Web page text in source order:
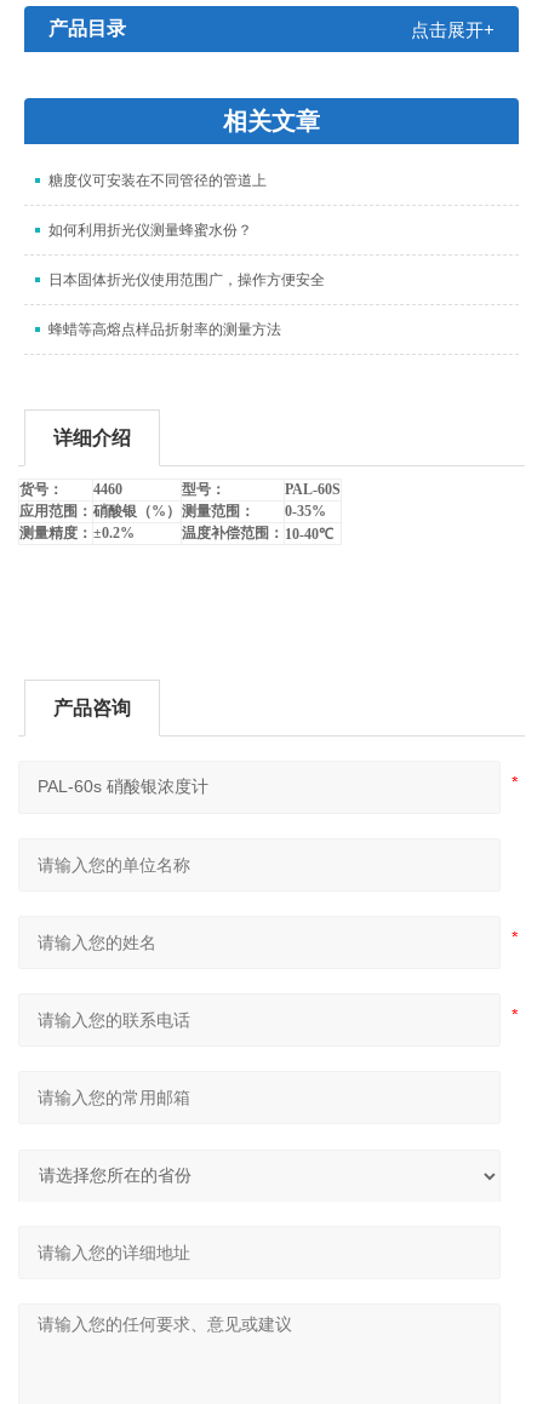
产品目录 点击展开+
相关文章
糖度仪可安装在不同管径的管道上
如何利用折光仪测量蜂蜜水份？
日本固体折光仪使用范围广，操作方便安全
蜂蜡等高熔点样品折射率的测量方法
详细介绍
货号： 4460 型号：
PAL-60S
应用范围： 硝酸银（% ） 测量范围：
0-35%
测量精度： ±0.2% 温度补偿范围： 10-40℃
产品咨询